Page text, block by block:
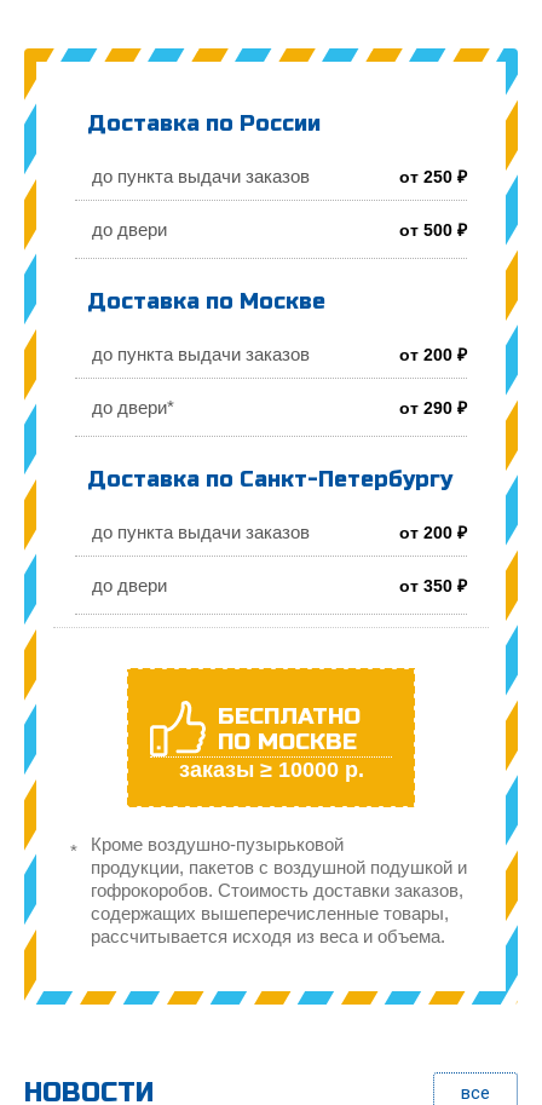
Доставка по России
до пункта выдачи заказов от 250 ₽
до двери от 500 ₽
Доставка по Москве
до пункта выдачи заказов от 200 ₽
до двери* от 290 ₽
Доставка по Санкт-Петербургу
до пункта выдачи заказов от 200 ₽
до двери от 350 ₽
БЕСПЛАТНО
ПО МОСКВЕ
заказы ≥ 10000 р.
Кроме воздушно-пузырьковой
продукции, пакетов с воздушной подушкой и
гофрокоробов. Стоимость доставки заказов,
содержащих вышеперечисленные товары,
рассчитывается исходя из веса и объема.
НОВОСТИ все